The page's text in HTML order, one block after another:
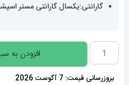
گارانتی:یکسال گارانتی مستر
ساعت
مردانه
پتک
افزودن به
بروزرسانی قیمت: 7 آگوست 2026